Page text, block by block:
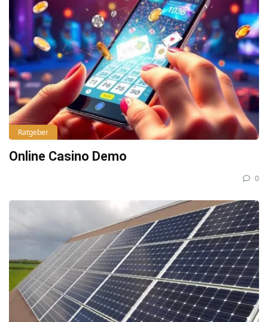
Ratgeber
Online Casino Demo
0